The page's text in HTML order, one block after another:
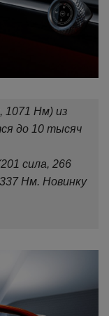
1071 Нм) из
до 10 тысяч
сила, 266
Нм. Новинку